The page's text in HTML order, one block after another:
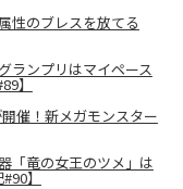
性のブレスを放てる
ランプリはマイペース
】
催！新メガモンスター
「竜の女王のツメ」は
】